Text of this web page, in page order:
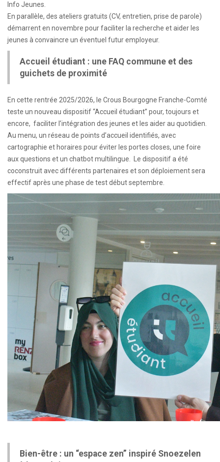
Info Jeunes.
En parallèle, des ateliers gratuits (CV, entretien, prise de parole)
démarrent en novembre pour faciliter la recherche et aider les
jeunes à convaincre un éventuel futur employeur.
Accueil étudiant : une FAQ commune et des
guichets de proximité
En cette rentrée 2025/2026, le Crous Bourgogne Franche-Comté
teste un nouveau dispositif “Accueil étudiant” pour, toujours et
encore, faciliter l’intégration des jeunes et les aider au quotidien.
Au menu, un réseau de points d’accueil identifiés, avec
cartographie et horaires pour éviter les portes closes, une foire
aux questions et un chatbot multilingue. Le dispositif a été
coconstruit avec différents partenaires et son déploiement sera
effectif après une phase de test début septembre.
Bien-être : un “espace zen” inspiré Snoezelen